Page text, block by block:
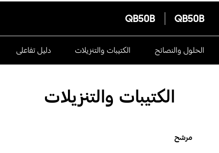
QB50B
QB50B
الحلول والنصائح الكتيبات والتنزيلات دليل تفاعلى
الكتيبات والتنزيلات
مرشح